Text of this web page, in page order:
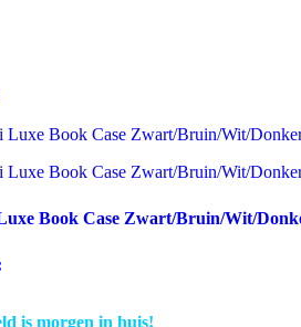
Book Case Zwart/Bruin/Wit/
is morgen in huis!